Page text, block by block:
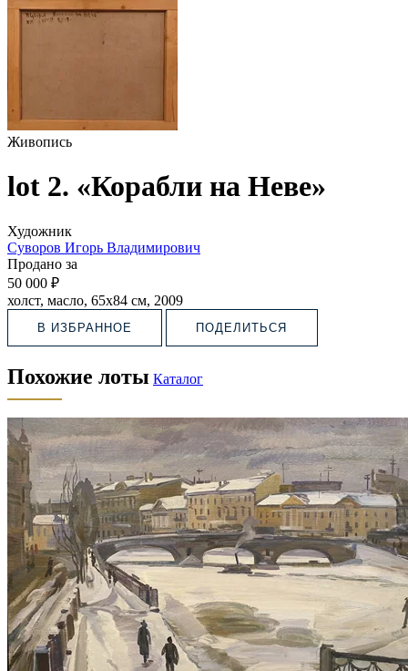
Живопись
lot 2. «Корабли на Неве»
Художник
Суворов Игорь Владимирович
Продано за
50 000 ₽
холст, масло, 65х84 см, 2009
В ИЗБРАННОЕ ПОДЕЛИТЬСЯ
Похожие лоты Каталог